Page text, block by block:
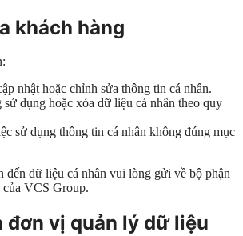
khách hàng
nhật hoặc chỉnh sửa thông tin cá nhân.
dụng hoặc xóa dữ liệu cá nhân theo quy
sử dụng thông tin cá nhân không đúng mục
đến dữ liệu cá nhân vui lòng gửi về bộ phận
của VCS Group.
đơn vị quản lý dữ liệu